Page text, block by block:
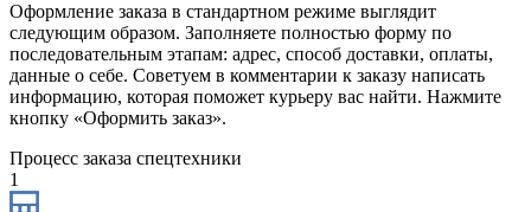
Оформление заказа в стандартном режиме выглядит
следующим образом. Заполняете полностью форму по
последовательным этапам: адрес, способ доставки, оплаты,
данные о себе. Советуем в комментарии к заказу написать
информацию, которая поможет курьеру вас найти. Нажмите
кнопку «Оформить заказ».
Процесс заказа спецтехники
1